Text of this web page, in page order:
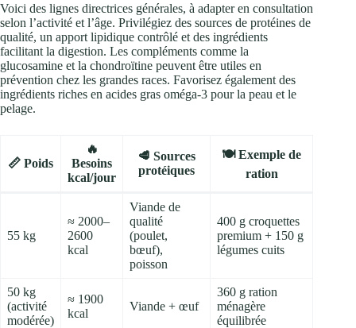
Voici des lignes directrices générales, à adapter en consultation
selon l’activité et l’âge. Privilégiez des sources de protéines de
qualité, un apport lipidique contrôlé et des ingrédients
facilitant la digestion. Les compléments comme la
glucosamine et la chondroïtine peuvent être utiles en
prévention chez les grandes races. Favorisez également des
ingrédients riches en acides gras oméga‑3 pour la peau et le
pelage.
📏 Poids
🔥
Besoins
kcal/jour
🥩 Sources
protéiques
🍽️ Exemple de
ration
55 kg
≈ 2000–
2600
kcal
Viande de
qualité
(poulet,
bœuf),
poisson
400 g croquettes
premium + 150 g
légumes cuits
50 kg
(activité
modérée)
≈ 1900
kcal
Viande + œuf
360 g ration
ménagère
équilibrée